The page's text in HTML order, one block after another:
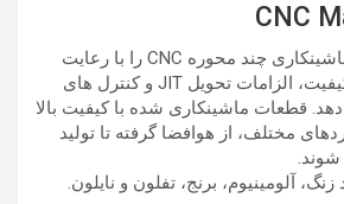
CNC
تولید CNC تکنیفاب ماشینکاری چند محوره CNC را با رعایت
استانداردهای دقیق کیفیت، الزامات تحویل JIT و کنترل های
قطعات ماشینکاری شده با کیفیت بالا
مختلف، از هوافضا گرفته تا تولید
آلومینیوم، برنج، تفلون و نایلون.